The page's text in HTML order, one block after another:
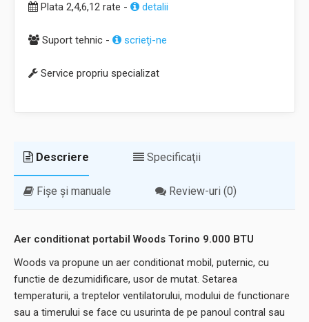
Plata 2,4,6,12 rate - detalii
Suport tehnic - scrieţi-ne
Service propriu specializat
Descriere Specificaţii
Fișe și manuale Review-uri (0)
Aer conditionat portabil Woods Torino 9.000 BTU
Woods va propune un aer conditionat mobil, puternic, cu
functie de dezumidificare, usor de mutat. Setarea
temperaturii, a treptelor ventilatorului, modului de functionare
sau a timerului se face cu usurinta de pe panoul contral sau